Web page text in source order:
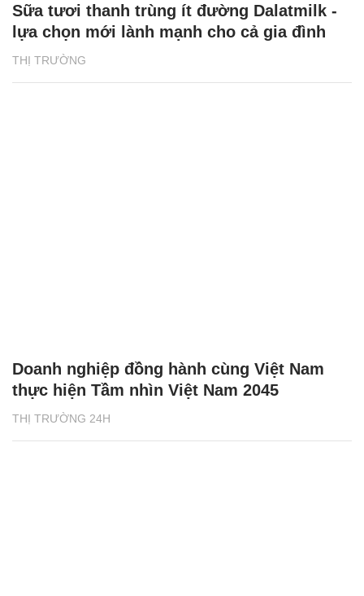
THỊ TRƯỜNG
Sữa tươi thanh trùng ít đường Dalatmilk -
lựa chọn mới lành mạnh cho cả gia đình
THỊ TRƯỜNG 24H
Doanh nghiệp đồng hành cùng Việt Nam
thực hiện Tầm nhìn Việt Nam 2045